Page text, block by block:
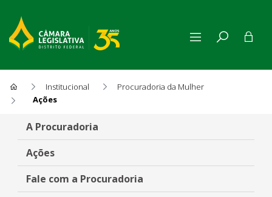
Institucional
Procuradoria da Mulher
Ações
AçõesA Procuradoria
Ações
Fale com a Procuradoria